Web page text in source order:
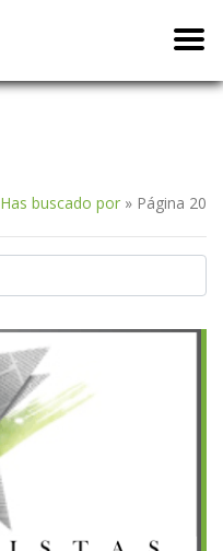
Has buscado por » Página 20